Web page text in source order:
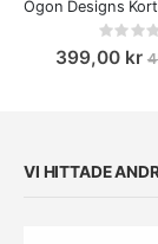
399,00 kr
VI HITTADE